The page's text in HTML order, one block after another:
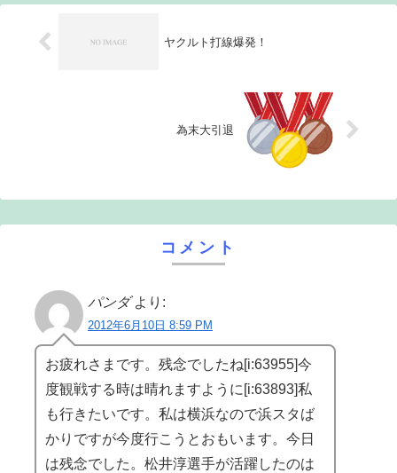
ヤクルト打線爆発！
為末大引退
コメント
パンダ より:
2012年6月10日 8:59 PM
お疲れさまです。残念でしたね[i:63955]今
度観戦する時は晴れますように[i:63893]私
も行きたいです。私は横浜なので浜スタば
かりですが今度行こうとおもいます。今日
は残念でした。松井淳選手が活躍したのは